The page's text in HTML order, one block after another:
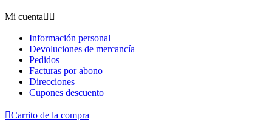
Mi cuenta 
Información personal
Devoluciones de mercancía
Pedidos
Facturas por abono
Direcciones
Cupones descuento
Carrito de la compra